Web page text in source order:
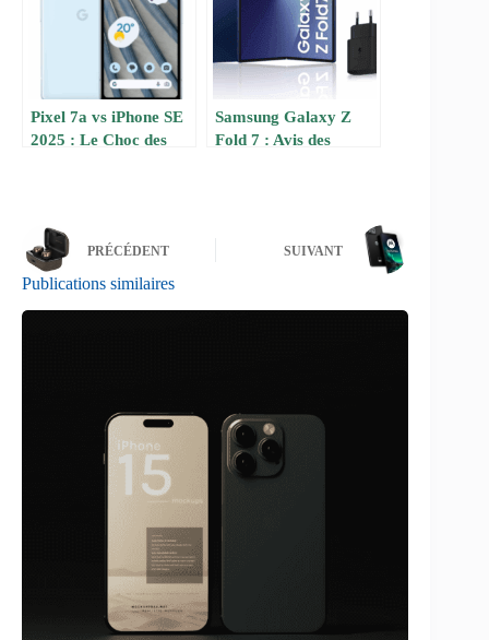
Pixel 7a vs iPhone SE
2025 : Le Choc des
Samsung Galaxy Z
Fold 7 : Avis des
PRÉCÉDENT SUIVANT
Publications similaires